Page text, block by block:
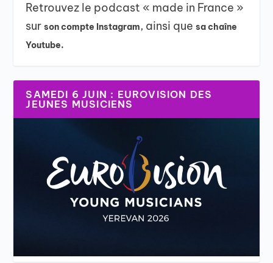
Retrouvez le podcast « made in France »
surson compte Instagram, ainsi quesa chaîne
Youtube.
SAMEDI 6 JUIN : EUROVISION DES
JEUNES MUSICIENS